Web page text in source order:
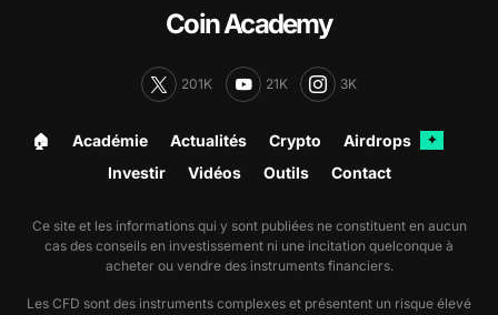
Coin Academy
201K 21K 3K
🏠︎ Académie Actualités Crypto Airdrops ✦
Investir Vidéos Outils Contact
Ce site et les informations qui y sont publiées ne constituent en aucun
cas des conseils en investissement ni une incitation quelconque à
acheter ou vendre des instruments financiers.
Les CFD sont des instruments complexes et présentent un risque élevé